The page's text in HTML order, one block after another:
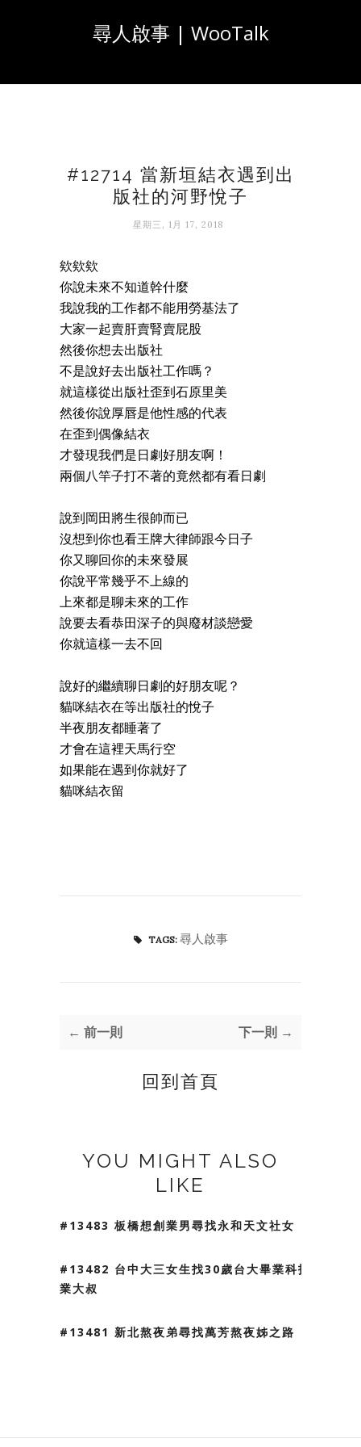
尋人啟事 | WooTalk
#12714 當新垣結衣遇到出
版社的河野悅子
星期三, 1月 17, 2018
欸欸欸
你說未來不知道幹什麼
我說我的工作都不能用勞基法了
大家一起賣肝賣腎賣屁股
然後你想去出版社
不是說好去出版社工作嗎？
就這樣從出版社歪到石原里美
然後你說厚唇是他性感的代表
在歪到偶像結衣
才發現我們是日劇好朋友啊！
兩個八竿子打不著的竟然都有看日劇
說到岡田將生很帥而已
沒想到你也看王牌大律師跟今日子
你又聊回你的未來發展
你說平常幾乎不上線的
上來都是聊未來的工作
說要去看恭田深子的與廢材談戀愛
你就這樣一去不回
說好的繼續聊日劇的好朋友呢？
貓咪結衣在等出版社的悅子
半夜朋友都睡著了
才會在這裡天馬行空
如果能在遇到你就好了
貓咪結衣留
TAGS: 尋人啟事
← 前一則 下一則 →
回到首頁
YOU MIGHT ALSO
LIKE
#13483 板橋想創業男尋找永和天文社女
#13482 台中大三女生找30歲台大畢業科技
業大叔
#13481 新北熬夜弟尋找萬芳熬夜姊之路